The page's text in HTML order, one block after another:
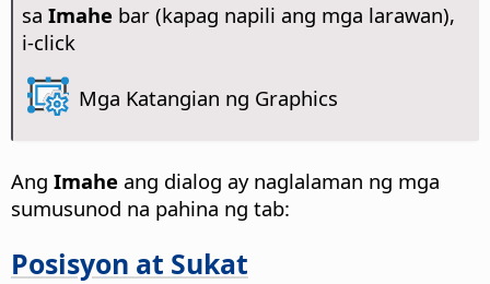
sa Imahe bar (kapag napili ang mga larawan),
i-click
Mga Katangian ng Graphics
Ang Imahe ang dialog ay naglalaman ng mga
sumusunod na pahina ng tab:
Posisyon at Sukat